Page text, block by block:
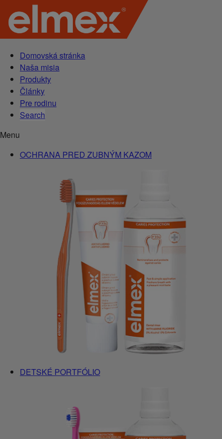
Domovská stránka
Naša misia
Produkty
Články
Pre rodinu
Search
Menu
OCHRANA PRED ZUBNÝM KAZOM
DETSKÉ PORTFÓLIO